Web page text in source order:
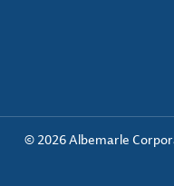
© 2026 Albemarle